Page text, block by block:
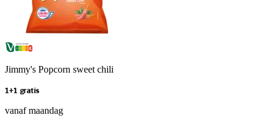
Jimmy's Popcorn sweet chili
1+1 gratis
vanaf maandag